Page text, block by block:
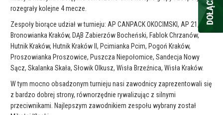
rozegrały kolejne 4 mecze.
Zespoły biorące udział w turnieju: AP CANPACK OKOCIMSKI, AP 21,
Bronowianka Kraków, DĄB Zabierzów Bocheński, Fablok Chrzanów,
Hutnik Kraków, Hutnik Kraków II, Pcimianka Pcim, Pogoń Kraków,
Proszowianka Proszowice, Puszcza Niepołomice, Sandecja Nowy
Sącz, Skalanka Skała, Słowik Olkusz, Wisła Brzeźnica, Wisła Kraków.
W tym mocno obsadzonym turnieju nasi zawodnicy zaprezentowali się
z bardzo dobrej strony, równorzędnie rywalizując z silnymi
przeciwnikami. Najlepszym zawodnikiem zespołu wybrany został